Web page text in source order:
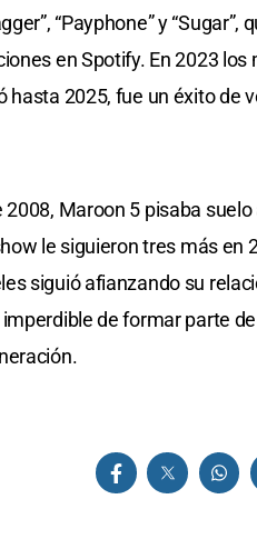
“Payphone” y
en Spotify. En 2023
hasta 2025, fue un éxito de
Maroon 5 pisaba
le siguieron tres más en
siguió afianzando su
de formar parte